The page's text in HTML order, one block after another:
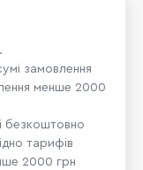
замовлення
менше 2000
безкоштовно
тарифів
2000 грн